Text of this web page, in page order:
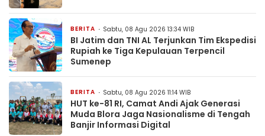
BERITA Sabtu, 08 Agu 2026 13:34 WIB
BI Jatim dan TNI AL Terjunkan Tim Ekspedisi
Rupiah ke Tiga Kepulauan Terpencil
Sumenep
BERITA Sabtu, 08 Agu 2026 11:14 WIB
HUT ke-81 RI, Camat Andi Ajak Generasi
Muda Blora Jaga Nasionalisme di Tengah
Banjir Informasi Digital